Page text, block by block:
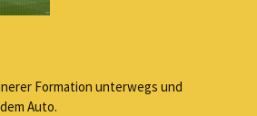
Formation unterwegs und
Auto.